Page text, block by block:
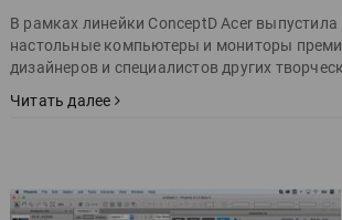
В рамках линейки ConceptD Acer
настольные компьютеры и мониторы
дизайнеров и специалистов других
Читать далее